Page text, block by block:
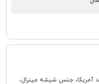
آمریکا، جنس شیشه مینرال،